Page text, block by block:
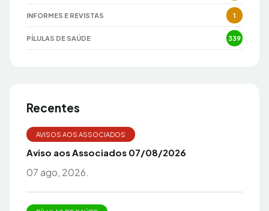
INFORMES E REVISTAS 1
PÍLULAS DE SAÚDE 339
Recentes
AVISOS AOS ASSOCIADOS
Aviso aos Associados 07/08/2026
07 ago, 2026.